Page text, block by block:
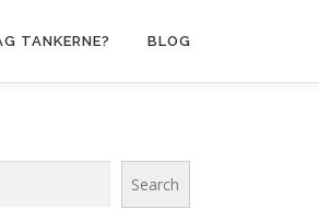
TANKERNE? BLOG
Search